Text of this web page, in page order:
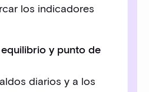
los indicadores
y punto de
diarios y a los